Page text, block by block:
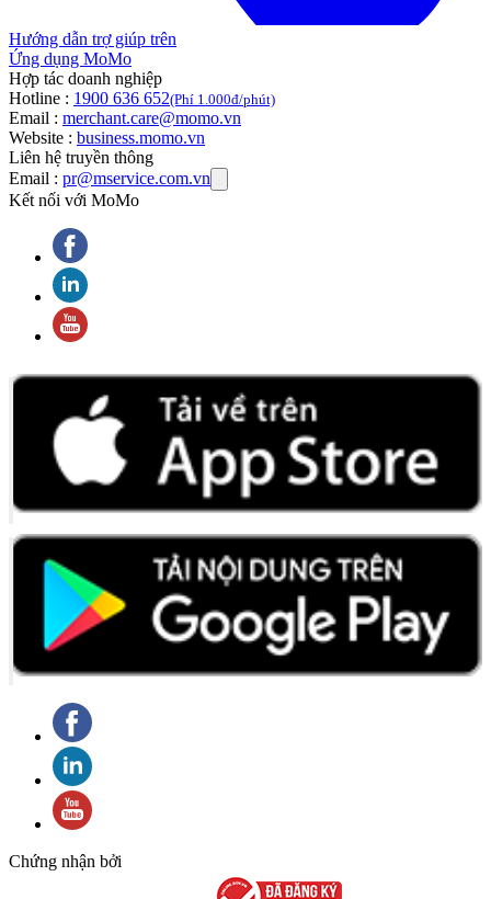
Hướng dẫn trợ giúp trên
Ứng dụng MoMo
Hợp tác doanh nghiệp
Hotline : 1900 636 652(Phí 1.000đ/phút)
Email : merchant.care@momo.vn
Website : business.momo.vn
Liên hệ truyền thông
Email : pr@mservice.com.vn
Kết nối với MoMo
Chứng nhận bởi